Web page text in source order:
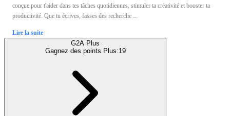
conçue pour t'aider dans tes tâches quotidiennes, stimuler ta créativité et booster ta
productivité. Que tu écrives, fasses des recherche ...
Lire la suite
G2A Plus
Gagnez des points Plus:19